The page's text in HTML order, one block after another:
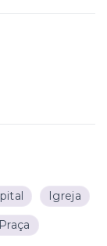
Igreja
Praça